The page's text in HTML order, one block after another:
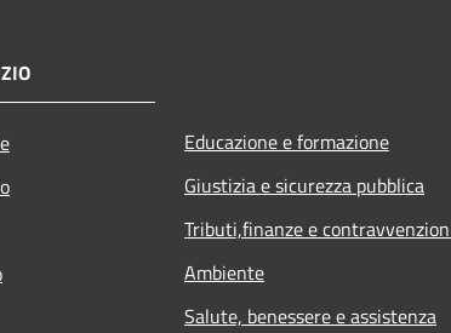
Educazione e formazione
Giustizia e sicurezza pubblica
Tributi,finanze e
Ambiente
Salute, benessere e assistenza